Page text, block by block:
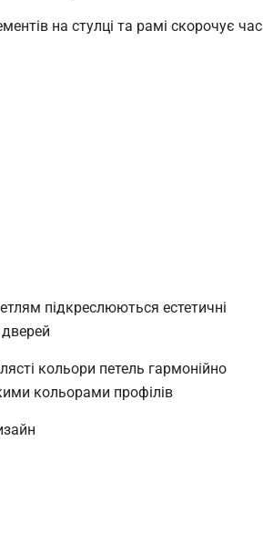
на стулці та рамі скорочує час
підкреслюються естетичні
кольори петель гармонійно
кольорами профілів